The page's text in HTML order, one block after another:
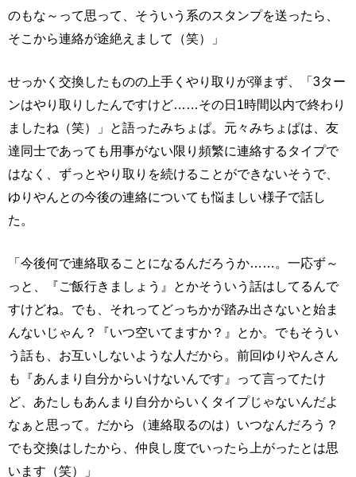
のもな～って思って、そういう系のスタンプを送ったら、
そこから連絡が途絶えまして（笑）」
せっかく交換したものの上手くやり取りが弾まず、「3ター
ンはやり取りしたんですけど……その日1時間以内で終わり
ましたね（笑）」と語ったみちょぱ。元々みちょぱは、友
達同士であっても用事がない限り頻繁に連絡するタイプで
はなく、ずっとやり取りを続けることができないそうで、
ゆりやんとの今後の連絡についても悩ましい様子で話し
た。
「今後何で連絡取ることになるんだろうか……。一応ず～
っと、『ご飯行きましょう』とかそういう話はしてるんで
すけどね。でも、それってどっちかが踏み出さないと始ま
んないじゃん？『いつ空いてますか？』とか。でもそうい
う話も、お互いしないような人だから。前回ゆりやんさん
も『あんまり自分からいけないんです』って言ってたけ
ど、あたしもあんまり自分からいくタイプじゃないんだよ
なぁと思って。だから（連絡取るのは）いつなんだろう？
でも交換はしたから、仲良し度でいったら上がったとは思
います（笑）」